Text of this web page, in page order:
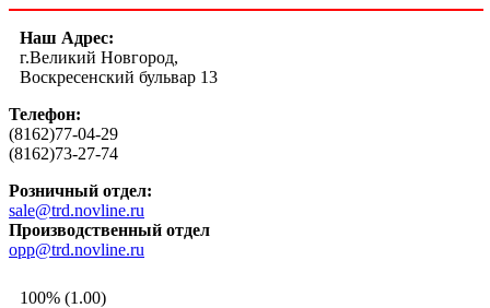
Наш Адрес:
г.Великий Новгород,
Воскресенский бульвар 13
Телефон:
(8162)77-04-29
(8162)73-27-74
Розничный отдел:
sale@trd.novline.ru
Производственный отдел
opp@trd.novline.ru
100% (1.00)